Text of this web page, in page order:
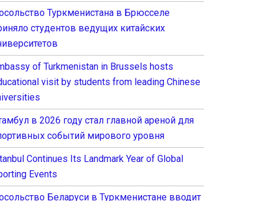
Туркменистана в Брюсселе
студентов ведущих китайских
of Turkmenistan in Brussels hosts
visit by students from leading Chinese
в 2026 году стал главной ареной для
событий мирового уровня
Continues Its Landmark Year of Global
Events
Беларуси в Туркменистане вводит